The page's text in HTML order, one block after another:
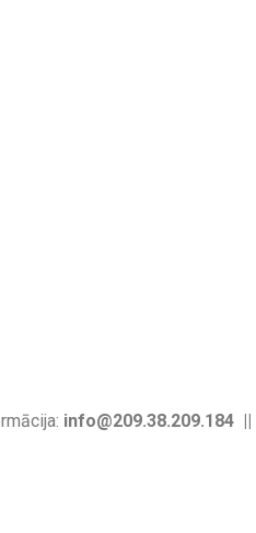
info@209.38.209.184 ||